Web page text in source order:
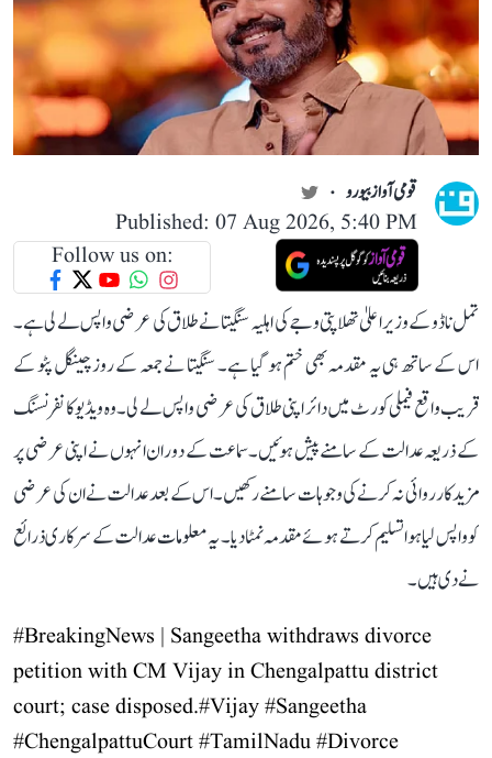
قومی آواز بیورو
Published: 07 Aug 2026, 5:40 PM
Follow us on:
تمل ناڈو کے وزیر اعلیٰ تھلاپتی وجے کی اہلیہ سنگیتا نے طلاق کی عرضی واپس لے لی ہے۔
اس کے ساتھ ہی یہ مقدمہ بھی ختم ہو گیا ہے۔ سنگیتا نے جمعہ کے روز چینگل پٹو کے
قریب واقع فیملی کورٹ میں دائر اپنی طلاق کی عرضی واپس لے لی۔ وہ ویڈیو کانفرنسنگ
کے ذریعہ عدالت کے سامنے پیش ہوئیں۔ سماعت کے دوران انہوں نے اپنی عرضی پر
مزید کارروائی نہ کرنے کی وجوہات سامنے رکھیں۔ اس کے بعد عدالت نے ان کی عرضی
کو واپس لیا ہوا تسلیم کرتے ہوئے مقدمہ نمٹا دیا۔ یہ معلومات عدالت کے سرکاری ذرائع
نے دی ہیں۔
#BreakingNews | Sangeetha withdraws divorce
petition with CM Vijay in Chengalpattu district
court; case disposed.#Vijay#Sangeetha
#ChengalpattuCourt#TamilNadu#Divorce